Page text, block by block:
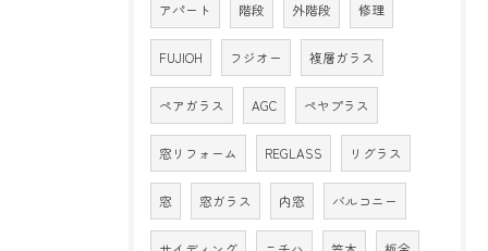
アパート 階段 外階段 修理
FUJIOH フジオー 複層ガラス
ペアガラス AGC ペヤプラス
窓リフォーム REGLASS リグラス
窓 窓ガラス 内窓 バルコニー